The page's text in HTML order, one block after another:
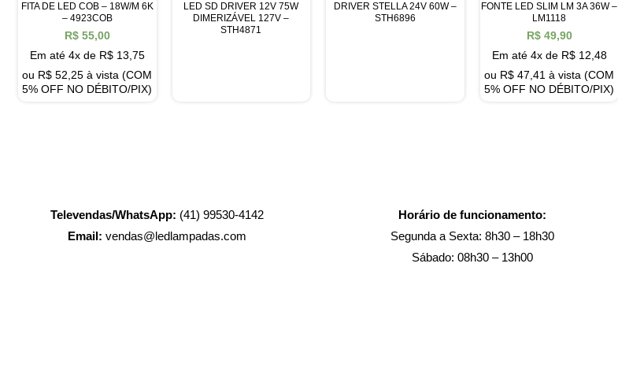
FITA DE LED COB – 18W/M 6K
– 4923COB
R$55,00
Em até 4x de R$13,75
ou R$ 52,25 à vista (COM
5% OFF NO DÉBITO/PIX)
LED SD DRIVER 12V 75W
DIMERIZÁVEL 127V –
STH4871
DRIVER STELLA 24V 60W –
STH6896
FONTE LED SLIM LM 3A 36W –
LM1118
R$49,90
Em até 4x de R$12,48
ou R$ 47,41 à vista (COM
5% OFF NO DÉBITO/PIX)
Televendas/WhatsApp: (41) 99530-4142
Email: vendas@ledlampadas.com
Horário de funcionamento:
Segunda a Sexta: 8h30 – 18h30
Sábado: 08h30 – 13h00